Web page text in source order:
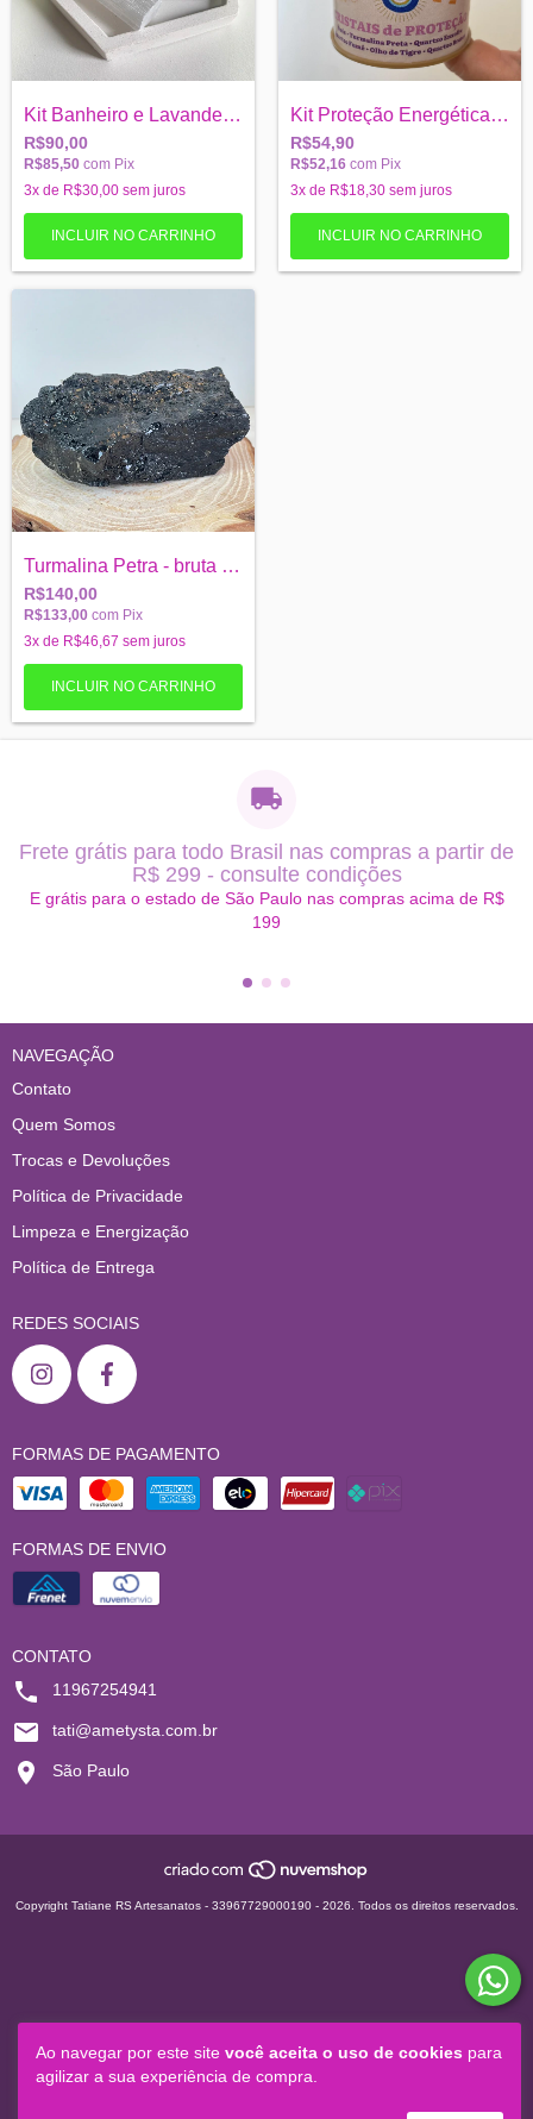
Ao navegar por este site você aceita o uso de cookies para
agilizar a sua experiência de compra.
Kit Banheiro e Lavanderia — Limpeza ener...
R$90,00
R$85,50 com Pix
3x de R$30,00 sem juros
Kit Proteção Energética- Xô Urucubaca
R$54,90
R$52,16 com Pix
3x de R$18,30 sem juros
Turmalina Petra - bruta - Proteção
R$140,00
R$133,00 com Pix
3x de R$46,67 sem juros
Frete grátis para todo Brasil nas compras a partir de
R$ 299 - consulte condições
E grátis para o estado de São Paulo nas compras acima de R$
199
NAVEGAÇÃO
Contato
Quem Somos
Trocas e Devoluções
Política de Privacidade
Limpeza e Energização
Política de Entrega
REDES SOCIAIS
FORMAS DE PAGAMENTO
FORMAS DE ENVIO
CONTATO
11967254941
tati@ametysta.com.br
São Paulo
Copyright Tatiane RS Artesanatos - 33967729000190 - 2026. Todos os direitos reservados.